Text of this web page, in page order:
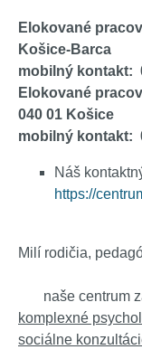
Elokované
Košice-Barca
mobilný kontakt:
Elokované
040 01 Košice
mobilný kontakt:
Náš
https://
Milí rodičia,
naše centrum
komplexné
sociálne